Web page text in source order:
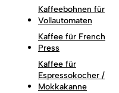
Kaffeebohnen für
Vollautomaten
Kaffee für French
Press
Kaffee für
Espressokocher /
Mokkakanne